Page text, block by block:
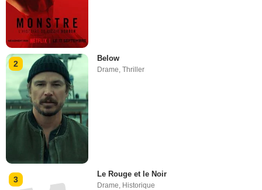
2
Below
Drame ,Thriller
3
Le Rouge et le Noir
Drame, Historique